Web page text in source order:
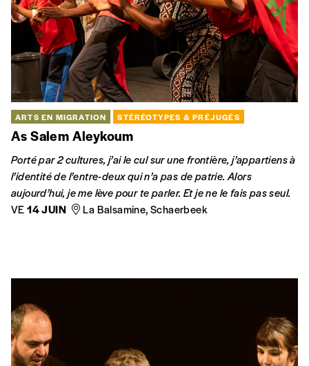
MIGRATIONS
La politique d’immigration légale de l’Union
européenne
D’après l’article 79 TFUE, l’Union européenne développe une
politique commune d’immigration. Pourtant, l’action relative à
l’admission et au séjour régulier des ressortissants d’États
tiers apparait beaucoup moins avancée que certains
domaines voisins, comme l’asile ou la gestion des frontières.
MIGRATIONS
Calais, une médecine de l’exil
L’heure est aux frontières. Quel accompagnement médical
pour les exilés qui tentent leur traversée? Comment soigner
une population mobile et déracinée? Quelle est la portée de